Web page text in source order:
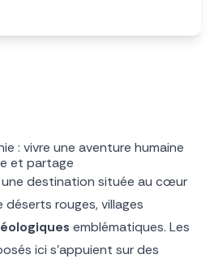
: vivre une aventure humaine
et partage
une destination située au cœur
rouges, villages
emblématiques. Les
ici s’appuient sur des